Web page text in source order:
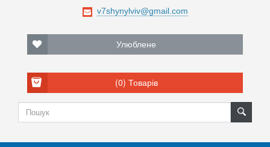
Улюблене
(0) Товарів